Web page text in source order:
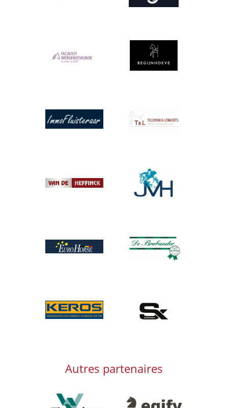
Afbeelding Afbeelding
Afbeelding Afbeelding
Afbeelding
Afbeelding
Afbeelding
Afbeelding
Afbeelding
Afbeelding
Autres partenaires
Afbeelding Afbeelding